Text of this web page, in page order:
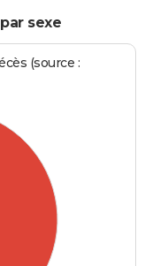
sexe
(source :